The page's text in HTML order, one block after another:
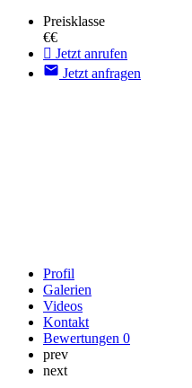
Preisklasse
€€
Jetzt anrufen
Jetzt anfragen
Profil
Galerien
Videos
Kontakt
Bewertungen 0
prev
next